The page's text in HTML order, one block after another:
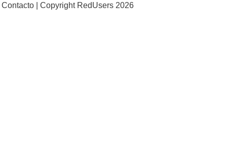
Contacto | Copyright RedUsers 2026